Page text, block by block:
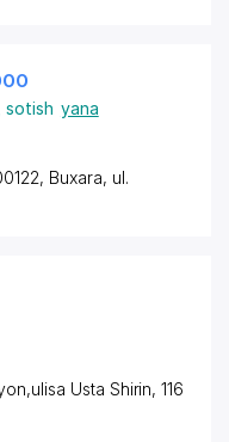
sotish yana
Buxara, ul.
,ulisa Usta Shirin, 116